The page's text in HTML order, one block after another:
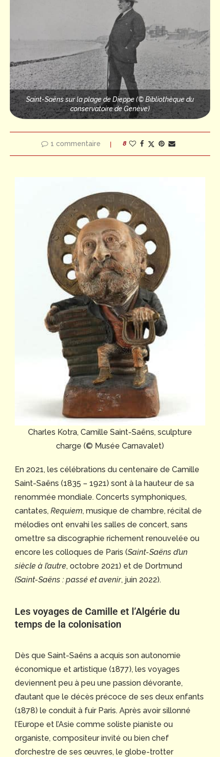
Saint-Saëns sur la plage de Dieppe (© Bibliothèque du
conservatoire de Genève)
1 commentaire 8
Charles Kotra, Camille Saint-Saëns, sculpture
charge (© Musée Carnavalet)
En 2021, les célébrations du centenaire de Camille
Saint-Saëns (1835 – 1921) sont à la hauteur de sa
renommée mondiale. Concerts symphoniques,
cantates, Requiem, musique de chambre, récital de
mélodies ont envahi les salles de concert, sans
omettre sa discographie richement renouvelée ou
encore les colloques de Paris (Saint-Saëns d’un
siècle à l’autre, octobre 2021) et de Dortmund
(Saint-Saëns : passé et avenir, juin 2022).
Les voyages de Camille et l’Algérie du
temps de la colonisation
Dès que Saint-Saëns a acquis son autonomie
économique et artistique (1877), les voyages
deviennent peu à peu une passion dévorante,
d’autant que le décès précoce de ses deux enfants
(1878) le conduit à fuir Paris. Après avoir sillonné
l’Europe et l’Asie comme soliste pianiste ou
organiste, compositeur invité ou bien chef
d’orchestre de ses œuvres, le globe-trotter